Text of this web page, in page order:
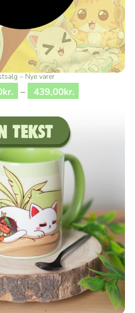
– Nye varer
kr. – 439,00kr.